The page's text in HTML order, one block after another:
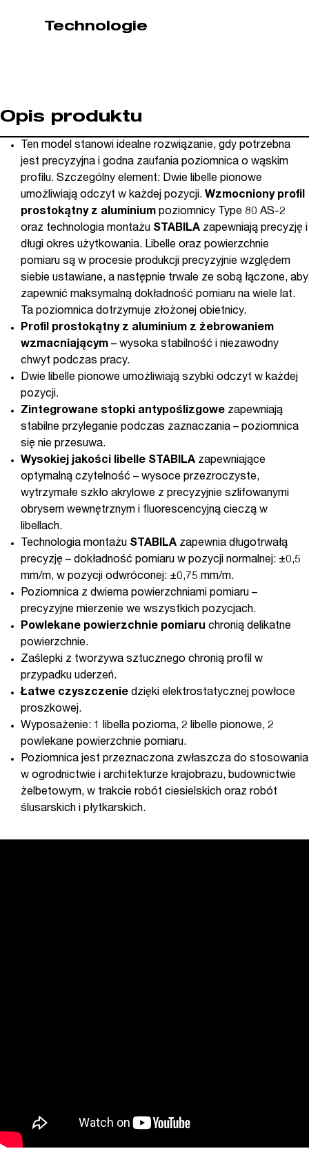
Technologie
Opis produktu
Ten model stanowi idealne rozwiązanie, gdy potrzebna
jest precyzyjna i godna zaufania poziomnica o wąskim
profilu. Szczególny element: Dwie libelle pionowe
umożliwiają odczyt w każdej pozycji. Wzmocniony profil
prostokątny z aluminium poziomnicy Type 80 AS-2
oraz technologia montażu STABILA zapewniają precyzję i
długi okres użytkowania. Libelle oraz powierzchnie
pomiaru są w procesie produkcji precyzyjnie względem
siebie ustawiane, a następnie trwale ze sobą łączone, aby
zapewnić maksymalną dokładność pomiaru na wiele lat.
Ta poziomnica dotrzymuje złożonej obietnicy.
Profil prostokątny z aluminium z żebrowaniem
wzmacniającym – wysoka stabilność i niezawodny
chwyt podczas pracy.
Dwie libelle pionowe umożliwiają szybki odczyt w każdej
pozycji.
Zintegrowane stopki antypoślizgowe zapewniają
stabilne przyleganie podczas zaznaczania – poziomnica
się nie przesuwa.
Wysokiej jakości libelle STABILA zapewniające
optymalną czytelność – wysoce przezroczyste,
wytrzymałe szkło akrylowe z precyzyjnie szlifowanymi
obrysem wewnętrznym i fluorescencyjną cieczą w
libellach.
Technologia montażu STABILA zapewnia długotrwałą
precyzję – dokładność pomiaru w pozycji normalnej: ±0,5
mm/m, w pozycji odwróconej: ±0,75 mm/m.
Poziomnica z dwiema powierzchniami pomiaru –
precyzyjne mierzenie we wszystkich pozycjach.
Powlekane powierzchnie pomiaru chronią delikatne
powierzchnie.
Zaślepki z tworzywa sztucznego chronią profil w
przypadku uderzeń.
Łatwe czyszczenie dzięki elektrostatycznej powłoce
proszkowej.
Wyposażenie: 1 libella pozioma, 2 libelle pionowe, 2
powlekane powierzchnie pomiaru.
Poziomnica jest przeznaczona zwłaszcza do stosowania
w ogrodnictwie i architekturze krajobrazu, budownictwie
żelbetowym, w trakcie robót ciesielskich oraz robót
ślusarskich i płytkarskich.